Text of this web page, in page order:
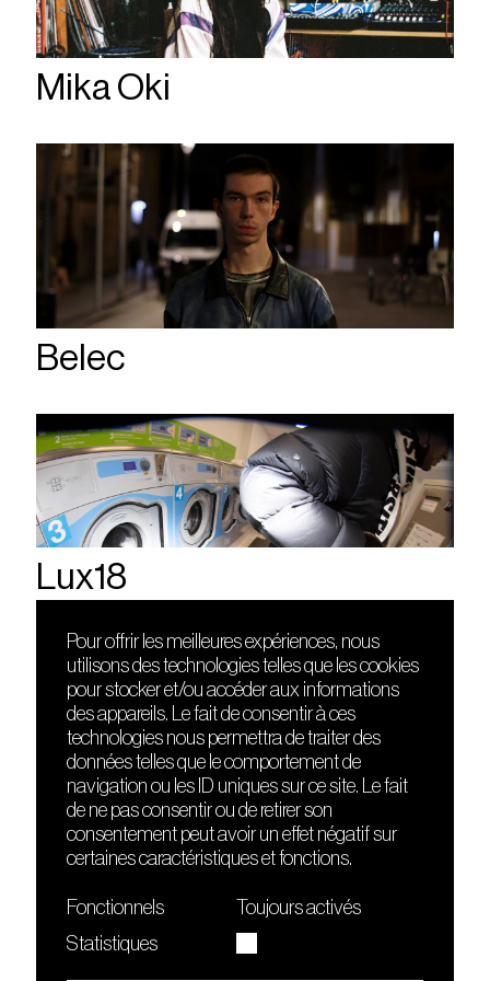
Mika Oki
Belec
Lux18
DÉCOUVRIR
Le lieu
Contact
Presse
Cours de DJing
TMLAB
FRIENDS
Nuits sonores
HEAT
Hôtel71
La Gaîté Lyrique
Le Sucre fait partie de
Pour offrir les meilleures expériences, nous
utilisons des technologies telles que les cookies
pour stocker et/ou accéder aux informations
des appareils. Le fait de consentir à ces
technologies nous permettra de traiter des
données telles que le comportement de
navigation ou les ID uniques sur ce site. Le fait
de ne pas consentir ou de retirer son
consentement peut avoir un effet négatif sur
certaines caractéristiques et fonctions.
Fonctionnels
Toujours activés
Statistiques